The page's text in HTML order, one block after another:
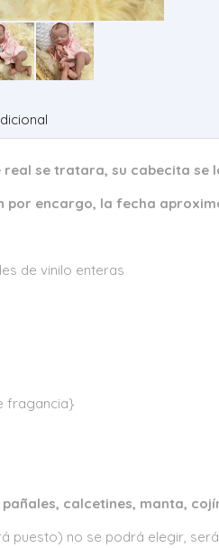
real se tratara, su cabecita se
por encargo, la fecha
de vinilo enteras
fragancia}
calcetines, manta,
puesto) no se podrá elegir,